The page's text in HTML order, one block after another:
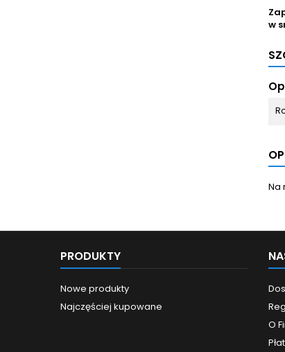
w
Na
PRODUKTY
Nowe produkty
Najczęściej kupowane
O